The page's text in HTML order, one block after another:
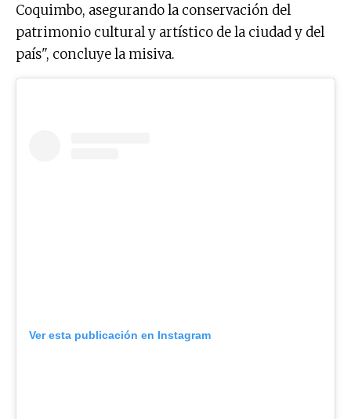
Coquimbo, asegurando la conservación del
patrimonio cultural y artístico de la ciudad y del
país", concluye la misiva.
Ver esta publicación en Instagram